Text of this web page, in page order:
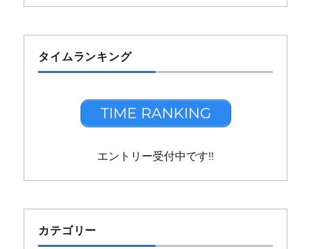
タイムランキング
TIME RANKING
エントリー受付中です!!
カテゴリー